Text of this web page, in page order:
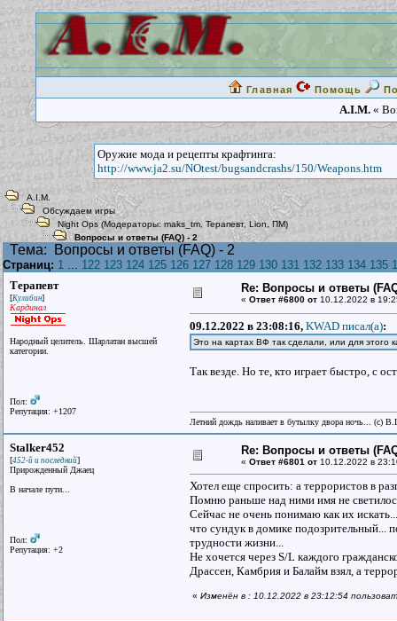
Главная Помощь
A.I.M.«
Оружие мода и рецепты крафтинга:
http://www.ja2.su/NOtest/bugsandcrashs/150/Weapons.htm
A.I.M.
Обсуждаем игры
Night Ops (Модераторы:maks_tm Терапевт, Lion, ПМ)
Вопросы и ответы (FAQ) - 2
Тема: Вопросы и ответы (FAQ) - 2
Страниц: 1 ... 122 123 124 125 126 127 128 129 130 131 132 133 134 135
Терапевт
[Кулибин]
Кардинал
Народный целитель. Шарлатан высшей
категории.
Пол:
Репутация: +1207
Re: Вопросы и ответы
« Ответ #6800 от 10.12.2022 в
09.12.2022 в 23:08:16, KWAD писал(a):
Это на картах ВФ так сделали, или для этого
Так везде. Но те, кто играет быстро, с
Летний дождь наливает в бутылку двора ночь... (с)
Stalker452
[452-й и последний]
Прирожденный Джаец
В начале пути...
Пол:
Репутация: +2
Re: Вопросы и ответы
« Ответ #6801 от 10.12.2022 в
Хотел еще спросить: а террористов в
Помню раньше над ними имя не
Сейчас не очень понимаю как их
что сундук в домике подозрительный...
трудности жизни...
Не хочется через S/L каждого
Драссен, Камбрия и Балайм взял, а
« Изменён в : 10.12.2022 в 23:12:54